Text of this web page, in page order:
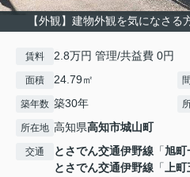
【外観】建物外観を気になさ
賃料 2.8万円 管理/共益費 0円
面積 24.79㎡
築年数 築30年
所在地 高知県高知市城山町
交通 とさでん交通伊野線 「旭町
とさでん交通伊野線 「上町